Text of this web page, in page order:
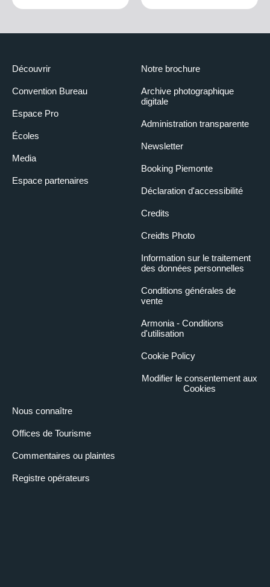
Découvrir
Convention Bureau
Espace Pro
Écoles
Media
Espace partenaires
Nous connaître
Offices de Tourisme
Commentaires ou plaintes
Registre opérateurs
Notre brochure
Archive photographique
digitale
Administration transparente
Newsletter
Booking Piemonte
Déclaration d'accessibilité
Credits
Creidts Photo
Information sur le traitement
des données personnelles
Conditions générales de
vente
Armonia - Conditions
d'utilisation
Cookie Policy
Modifier le consentement aux
Cookies